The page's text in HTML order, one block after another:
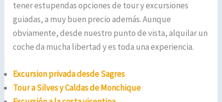
tener estupendas opciones de tour y excursiones
guiadas, a muy buen precio además. Aunque
obviamente, desde nuestro punto de vista, alquilar un
coche da mucha libertad y es toda una experiencia.
Excursion privada desde Sagres
Tour a Silves y Caldas de Monchique